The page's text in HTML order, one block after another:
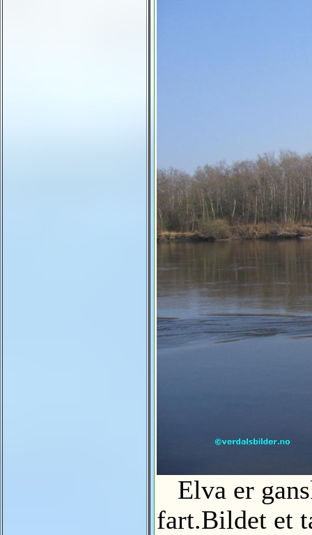
Elva er
fart.Bildet et